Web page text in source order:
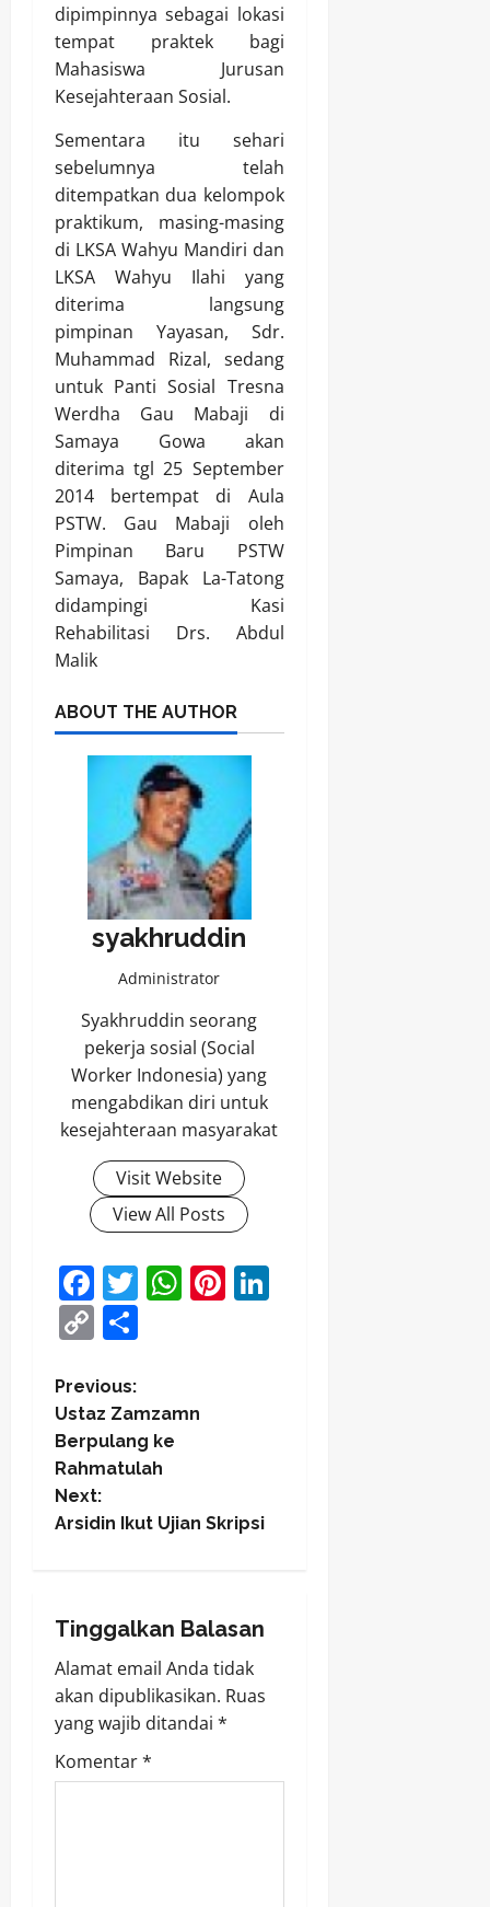
dipimpinnya sebagai lokasi
tempat praktek bagi
Mahasiswa Jurusan
Kesejahteraan Sosial.
Sementara itu sehari
sebelumnya telah
ditempatkan dua kelompok
praktikum, masing-masing
di LKSA Wahyu Mandiri dan
LKSA Wahyu Ilahi yang
diterima langsung
pimpinan Yayasan, Sdr.
Muhammad Rizal, sedang
untuk Panti Sosial Tresna
Werdha Gau Mabaji di
Samaya Gowa akan
diterima tgl 25 September
2014 bertempat di Aula
PSTW. Gau Mabaji oleh
Pimpinan Baru PSTW
Samaya, Bapak La-Tatong
didampingi Kasi
Rehabilitasi Drs. Abdul
Malik
ABOUT THE AUTHOR
syakhruddin
Administrator
Syakhruddin seorang
pekerja sosial (Social
Worker Indonesia) yang
mengabdikan diri untuk
kesejahteraan masyarakat
Visit Website
View All Posts
Facebook
Twitter
WhatsApp
Pinterest
Copy
P
o
s
t
a
v
i
g
Previous:
Ustaz Zamzamn
Berpulang ke
Rahmatulah
Next:
Arsidin Ikut Ujian Skripsi
Tinggalkan Balasan
Alamat email Anda tidak
akan dipublikasikan. Ruas
yang wajib ditandai *
Komentar*